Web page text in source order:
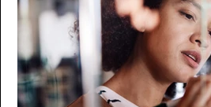
desenvolvimento profissional
Telemarketing